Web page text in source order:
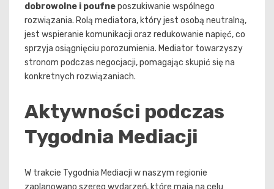
dobrowolne i poufneposzukiwanie wspólnego
rozwiązania. Rolą mediatora, który jest osobą neutralną,
jest wspieranie komunikacji oraz redukowanie napięć, co
sprzyja osiągnięciu porozumienia. Mediator towarzyszy
stronom podczas negocjacji, pomagając skupić się na
konkretnych rozwiązaniach.
Aktywności podczas
Tygodnia Mediacji
W trakcie Tygodnia Mediacji w naszym regionie
zaplanowano szereg wydarzeń, które mają na celu